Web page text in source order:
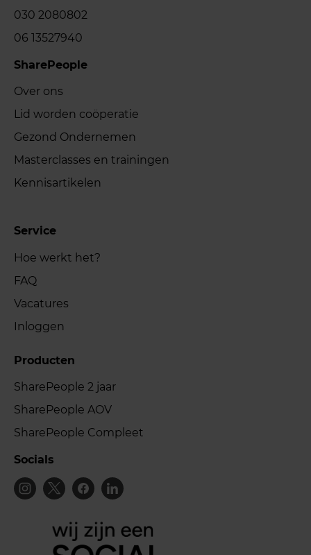
030 2080802
06 13527940
SharePeople
Over ons
Lid worden coöperatie
Gezond Ondernemen
Masterclasses en trainingen
Kennisartikelen
Service
Hoe werkt het?
FAQ
Vacatures
Inloggen
Producten
SharePeople 2 jaar
SharePeople AOV
SharePeople Compleet
Socials